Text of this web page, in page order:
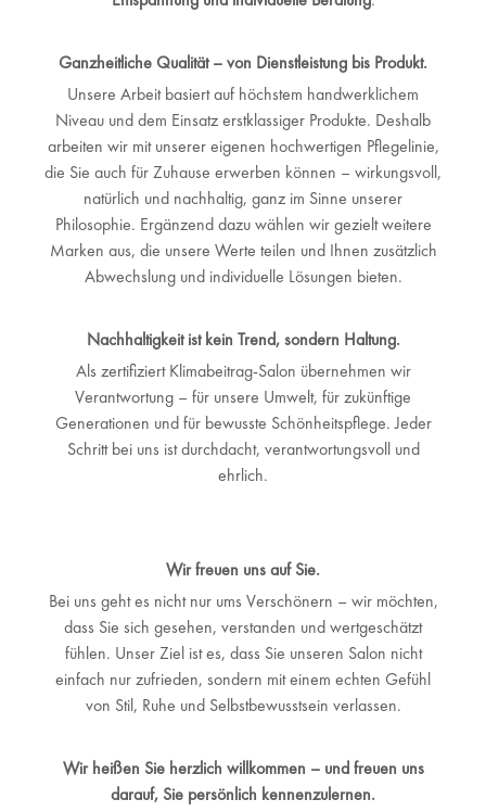
Ganzheitliche Qualität – von Dienstleistung bis Produkt.
Unsere Arbeit basiert auf höchstem handwerklichem
Niveau und dem Einsatz erstklassiger Produkte. Deshalb
arbeiten wir mit unserer eigenen hochwertigen Pflegelinie,
die Sie auch für Zuhause erwerben können – wirkungsvoll,
natürlich und nachhaltig, ganz im Sinne unserer
Philosophie. Ergänzend dazu wählen wir gezielt weitere
Marken aus, die unsere Werte teilen und Ihnen zusätzlich
Abwechslung und individuelle Lösungen bieten.
Nachhaltigkeit ist kein Trend, sondern Haltung.
Als zertifiziert Klimabeitrag-Salon übernehmen wir
Verantwortung – für unsere Umwelt, für zukünftige
Generationen und für bewusste Schönheitspflege. Jeder
Schritt bei uns ist durchdacht, verantwortungsvoll und
ehrlich.
Wir freuen uns auf Sie.
Bei uns geht es nicht nur ums Verschönern – wir möchten,
dass Sie sich gesehen, verstanden und wertgeschätzt
fühlen. Unser Ziel ist es, dass Sie unseren Salon nicht
einfach nur zufrieden, sondern mit einem echten Gefühl
von Stil, Ruhe und Selbstbewusstsein verlassen.
Wir heißen Sie herzlich willkommen – und freuen uns
darauf, Sie persönlich kennenzulernen.